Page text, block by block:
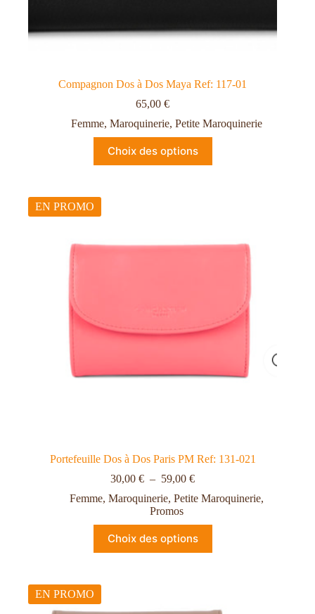
Compagnon Dos à Dos Maya Ref: 117-01
65,00€
Femme,Maroquinerie,Petite Maroquinerie
Choix des options
EN PROMO
Portefeuille Dos à Dos Paris PM Ref: 131-021
30,00€ – 59,00€
Femme,Maroquinerie,Petite Maroquinerie,
Promos
Choix des options
EN PROMO